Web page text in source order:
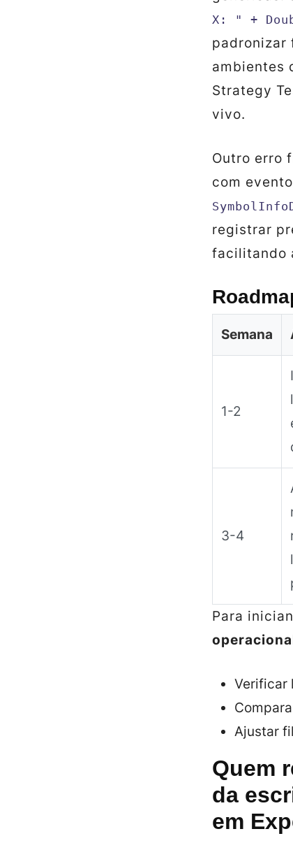
X: " +
padronizar
ambientes
Strategy
vivo.
Outro erro
com
registrar
facilitando
Semana
1-2
3-4
Para
Verificar
Ajustar
Quem
da
em